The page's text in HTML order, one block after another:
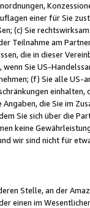
einer für Sie
(c) Sie
Teilnahme am
die in dieser
Sie US-
(f) Sie alle
Angaben, die Sie im
Sie sich über die
keine
wir sind nicht für
Stelle, an der
einen im